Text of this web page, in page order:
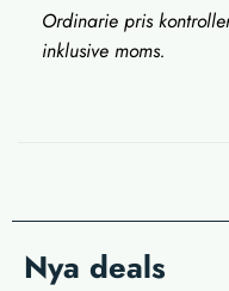
Ordinarie pris
inklusive moms.
Nya deals